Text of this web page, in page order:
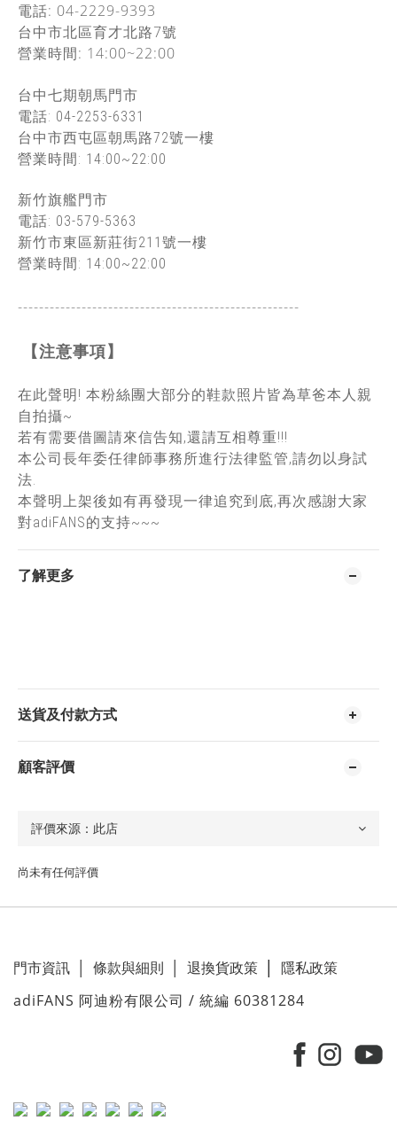
電話: 04-2229-9393
台中市北區育才北路7號
營業時間: 14:00~22:00
台中七期朝馬門市
電話: 04-2253-6331
台中市西屯區朝馬路72號一樓
營業時間: 14:00~22:00
新竹旗艦門市
電話: 03-579-5363
新竹市東區新莊街211號一樓
營業時間: 14:00~22:00
-----------------------------------------------------
【注意事項】
在此聲明! 本粉絲團大部分的鞋款照片皆為草爸本人親
自拍攝~
若有需要借圖請來信告知,還請互相尊重!!!
本公司長年委任律師事務所進行法律監管,請勿以身試
法.
本聲明上架後如有再發現一律追究到底,再次感謝大家
對adiFANS的支持~~~
了解更多
送貨及付款方式
顧客評價
尚未有任何評價
門市資訊 條款與細則 退換貨政策 隱私政策
adiFANS 阿迪粉有限公司 / 統編 60381284